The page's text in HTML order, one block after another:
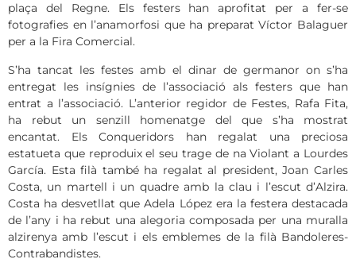
plaça del Regne. Els festers han aprofitat per a fer-se
fotografies en l’anamorfosi que ha preparat Víctor Balaguer
per a la Fira Comercial.
S’ha tancat les festes amb el dinar de germanor on s’ha
entregat les insígnies de l’associació als festers que han
entrat a l’associació. L’anterior regidor de Festes, Rafa Fita,
ha rebut un senzill homenatge del que s’ha mostrat
encantat. Els Conqueridors han regalat una preciosa
estatueta que reproduix el seu trage de na Violant a Lourdes
García. Esta filà també ha regalat al president, Joan Carles
Costa, un martell i un quadre amb la clau i l’escut d’Alzira.
Costa ha desvetllat que Adela López era la festera destacada
de l’any i ha rebut una alegoria composada per una muralla
alzirenya amb l’escut i els emblemes de la filà Bandoleres-
Contrabandistes.